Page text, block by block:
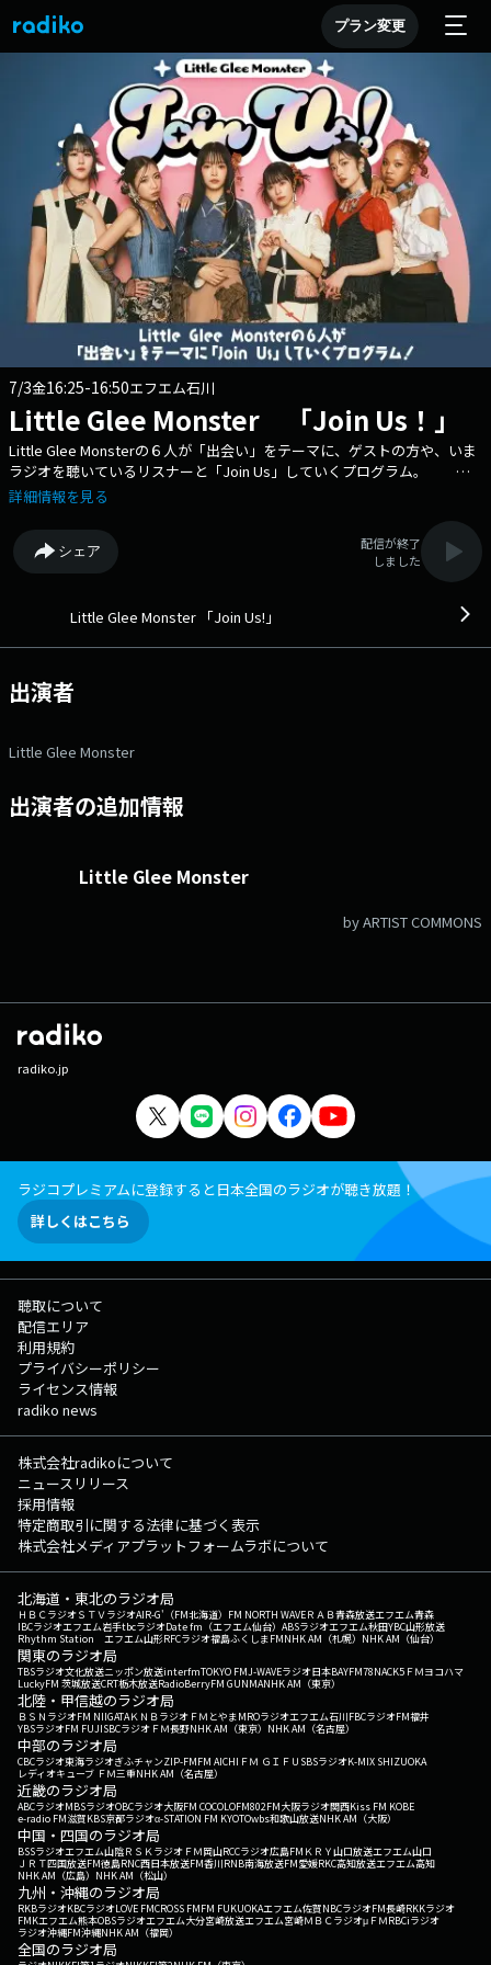
プラン変更
7/3金16:25-16:50エフエム石川
Little Glee Monster 「Join Us！」
Little Glee Monsterの６人が「出会い」をテーマに、ゲストの方や、いま
ラジオを聴いているリスナーと「Join Us」していくプログラム。 メ
ンバーそれぞれが今、興味があること・モノ、会いたい人や発信したいこ
を通して、音楽面だけでない新たなリトグリを発見していきます。 番
組Webサイト：https://jfn-pods.com/program/300009092 メッセージ
フォーム：https://form.jfn.co.jp/joinus/message
詳細情報を見る
シェア
配信が終了
しました
Little Glee Monster 「Join Us!」
出演者
Little Glee Monster
出演者の追加情報
Little Glee Monster
by ARTIST COMMONS
radiko.jp
ラジコプレミアムに登録すると日本全国のラジオが聴き放題！
詳しくはこちら
聴取について
配信エリア
利用規約
プライバシーポリシー
ライセンス情報
radiko news
株式会社radikoについて
ニュースリリース
採用情報
特定商取引に関する法律に基づく表示
株式会社メディアプラットフォームラボについて
北海道・東北のラジオ局
ＨＢＣラジオＳＴＶラジオAIR-G'（FM北海道） FM NORTH WAVEＲＡＢ青森放送エフエム青森
IBCラジオエフエム岩手tbcラジオDate fm（エフエム仙台） ABSラジオエフエム秋田YBC山形放送
Rhythm Station エフエム山形RFCラジオ福島ふくしまFMNHK AM（札幌） NHK AM（仙台）
関東のラジオ局
TBSラジオ文化放送ニッポン放送interfmTOKYO FMJ-WAVEラジオ日本BAYFM78NACK5 ＦＭヨコハマ
LuckyFM 茨城放送CRT栃木放送RadioBerryFM GUNMANHK AM（東京）
北陸・甲信越のラジオ局
ＢＳＮラジオFM NIIGATAＫＮＢラジオ ＦＭとやまMROラジオエフエム石川FBCラジオFM福井
YBSラジオFM FUJISBCラジオ ＦＭ長野NHK AM（東京） NHK AM（名古屋）
中部のラジオ局
CBCラジオ東海ラジオぎふチャンZIP-FMFM AICHI ＦＭ ＧＩＦＵ SBSラジオK-MIX SHIZUOKA
レディオキューブ ＦＭ三重NHK AM（名古屋）
近畿のラジオ局
ABCラジオMBSラジオOBCラジオ大阪FM COCOLOFM802FM大阪ラジオ関西Kiss FM KOBE
e-radio FM滋賀KBS京都ラジオα-STATION FM KYOTOwbs和歌山放送NHK AM（大阪）
中国・四国のラジオ局
BSSラジオエフエム山陰ＲＳＫラジオ ＦＭ岡山RCCラジオ広島FM ＫＲＹ山口放送エフエム山口
ＪＲＴ四国放送FM徳島RNC西日本放送FM香川RNB南海放送FM愛媛RKC高知放送エフエム高知
NHK AM（広島） NHK AM（松山）
九州・沖縄のラジオ局
RKBラジオKBCラジオLOVE FMCROSS FMFM FUKUOKAエフエム佐賀NBCラジオFM長崎RKKラジオ
FMKエフエム熊本OBSラジオエフエム大分宮崎放送エフエム宮崎ＭＢＣラジオμＦＭRBCiラジオ
ラジオ沖縄FM沖縄NHK AM（福岡）
全国のラジオ局